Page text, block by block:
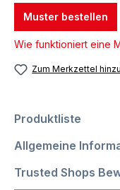
Muster bestellen
Wie funktioniert eine
Zum Merkzettel
Produktliste
Allgemeine
Trusted Shops